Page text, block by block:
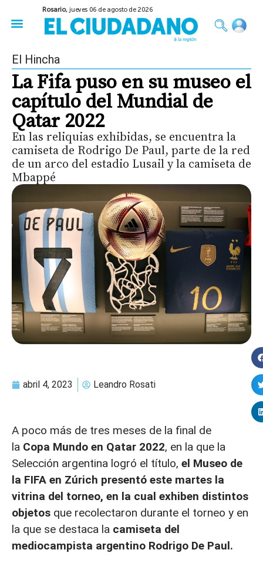
Rosario,jueves 06 de agosto de 2026
El Hincha
La Fifa puso en su museo el
capítulo del Mundial de
Qatar 2022
En las reliquias exhibidas, se encuentra la
camiseta de Rodrigo De Paul, parte de la red
de un arco del estadio Lusail y la camiseta de
Mbappé
abril 4, 2023 Leandro Rosati
A poco más de tres meses de la final de
la Copa Mundo en Qatar 2022, en la que la
Selección argentina logró el título, el Museo de
la FIFA en Zúrich presentó este martes la
vitrina del torneo, en la cual exhiben distintos
objetos que recolectaron durante el torneo y en
la que se destaca la camiseta del
mediocampista argentino Rodrigo De Paul.